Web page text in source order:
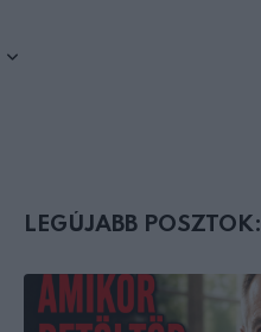
LEGÚJABB POSZTOK: